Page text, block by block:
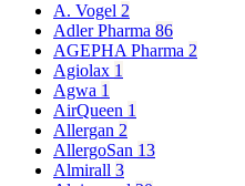
A. Vogel 2
Adler Pharma 86
AGEPHA Pharma 2
Agiolax 1
Agwa 1
AirQueen 1
Allergan 2
AllergoSan 13
Almirall 3